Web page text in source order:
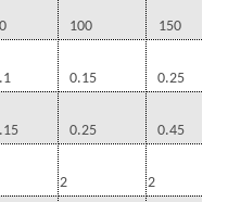
100 150
0.15 0.25
0.25 0.45
2 2